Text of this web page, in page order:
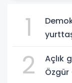
1
2
Açlık
Özgür